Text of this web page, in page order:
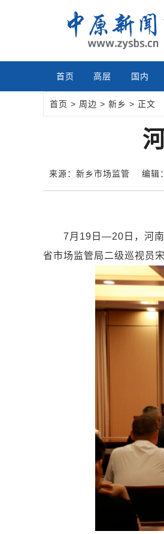
首页 高层 国内
首页 > 周边 > 新乡 > 正文
来源：新乡市场监管 编辑
7月19日—20日，河南省
省市场监管局二级巡视员